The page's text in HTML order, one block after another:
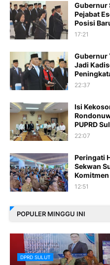
​Gubernur
Pejabat
Posisi
17:21
Gubernur
Jadi
22:37
Isi
PUPRD
22:07
Peringati
Sekwan
12:51
POPULER MINGGU INI
DPRD SULUT